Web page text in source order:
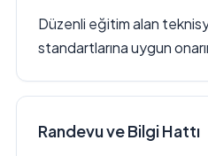
Düzenli eğitim alan
standartlarına uygun
Randevu ve Bilgi Hattı